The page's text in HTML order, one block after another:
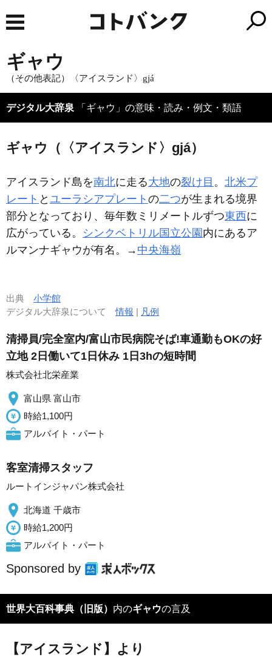
ギャウ
（その他表記）〈アイスランド〉gjá
デジタル大辞泉 「ギャウ」の意味・読み・例文・類語
ギャウ（〈アイスランド〉gjá）
アイスランド島を南北に走る大地の裂け目 。 北米プ
レート と ユーラシアプレート の二つが生まれる境界
部分となっており、毎年数ミリメートルずつ東西に
広がっている。 シンクベトリル国立公園 内にあるア
ルマンナギャウが有名。→ 中央海嶺
出典 小学館
デジタル大辞泉について情報 | 凡例
清掃員/完全室内/富山市民病院そば!車通勤もOKの好
立地 2日働いて1日休み 1日3hの短時間
株式会社北栄産業
富山県 富山市
時給1,100円
アルバイト・パート
客室清掃スタッフ
ルートインジャパン株式会社
北海道 千歳市
時給1,200円
アルバイト・パート
Sponsored by
世界大百科事典（旧版） 内のギャウの言及
【アイスランド】より